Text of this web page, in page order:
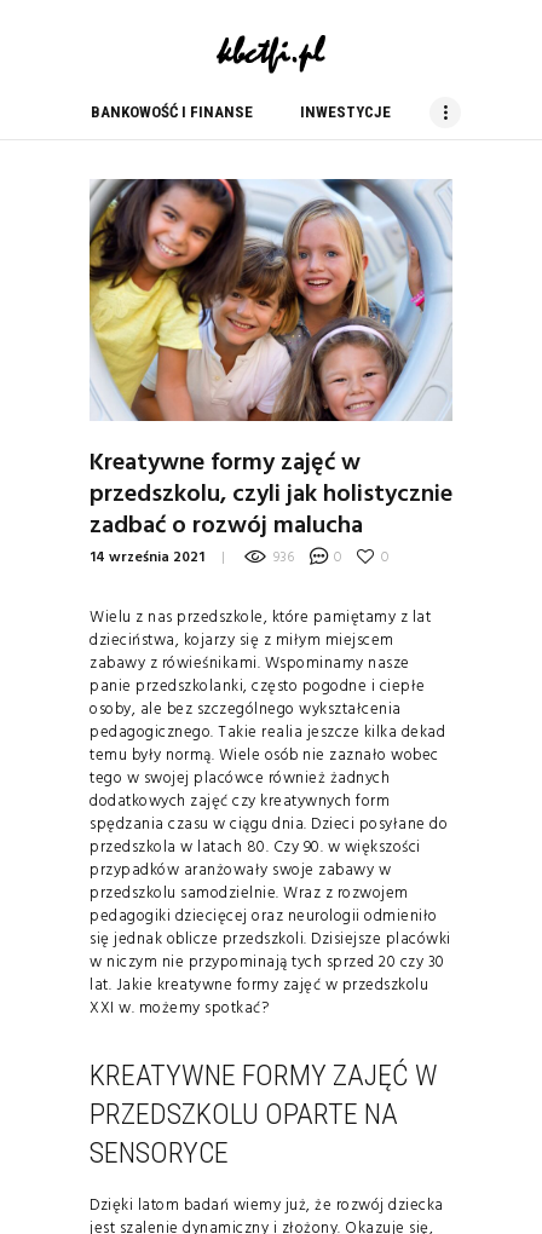
BANKOWOŚĆ I FINANSE INWESTYCJE
kbc tfi
blog finansowy
INWESTYCJE
NIERUCHOMOŚCI
PORADY
PRACA
USŁUGI
ZAKUPY
Kreatywne formy zajęć w
przedszkolu, czyli jak holistycznie
zadbać o rozwój malucha
14 września 2021 936 0 0
Wielu z nas przedszkole, które pamiętamy z lat
dzieciństwa, kojarzy się z miłym miejscem
zabawy z rówieśnikami. Wspominamy nasze
panie przedszkolanki, często pogodne i ciepłe
osoby, ale bez szczególnego wykształcenia
pedagogicznego. Takie realia jeszcze kilka dekad
temu były normą. Wiele osób nie zaznało wobec
tego w swojej placówce również żadnych
dodatkowych zajęć czy kreatywnych form
spędzania czasu w ciągu dnia. Dzieci posyłane do
przedszkola w latach 80. Czy 90. w większości
przypadków aranżowały swoje zabawy w
przedszkolu samodzielnie. Wraz z rozwojem
pedagogiki dziecięcej oraz neurologii odmieniło
się jednak oblicze przedszkoli. Dzisiejsze placówki
w niczym nie przypominają tych sprzed 20 czy 30
lat. Jakie kreatywne formy zajęć w przedszkolu
XXI w. możemy spotkać?
KREATYWNE FORMY ZAJĘĆ W
PRZEDSZKOLU OPARTE NA
SENSORYCE
Dzięki latom badań wiemy już, że rozwój dziecka